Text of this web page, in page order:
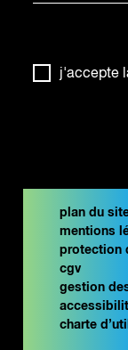
j'accepte
plan du
mentions
protection
cgv
gestion
charte